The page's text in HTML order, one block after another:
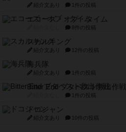
紹介文あり 1件の投稿
エコーズ・オブ・タイム
8件の投稿
スカルキング
紹介文あり 12件の投稿
海兵隊
紹介文あり 1件の投稿
Bitter End ブタペスト救出作戦
1件の投稿
ドコジャン
紹介文あり 10件の投稿